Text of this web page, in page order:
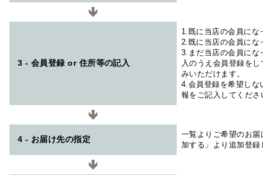
3 - 会員登録 or 住所等の記入
1.既に当店の会員にな
2.既に当店の会員にな
3.まだ当店の会員にな
入のうえ会員登録を
みいただけます。
4.会員登録を希望しな
報をご記入してくださ
4 - お届け先の指定
一覧よりご希望のお
加する」より追加登